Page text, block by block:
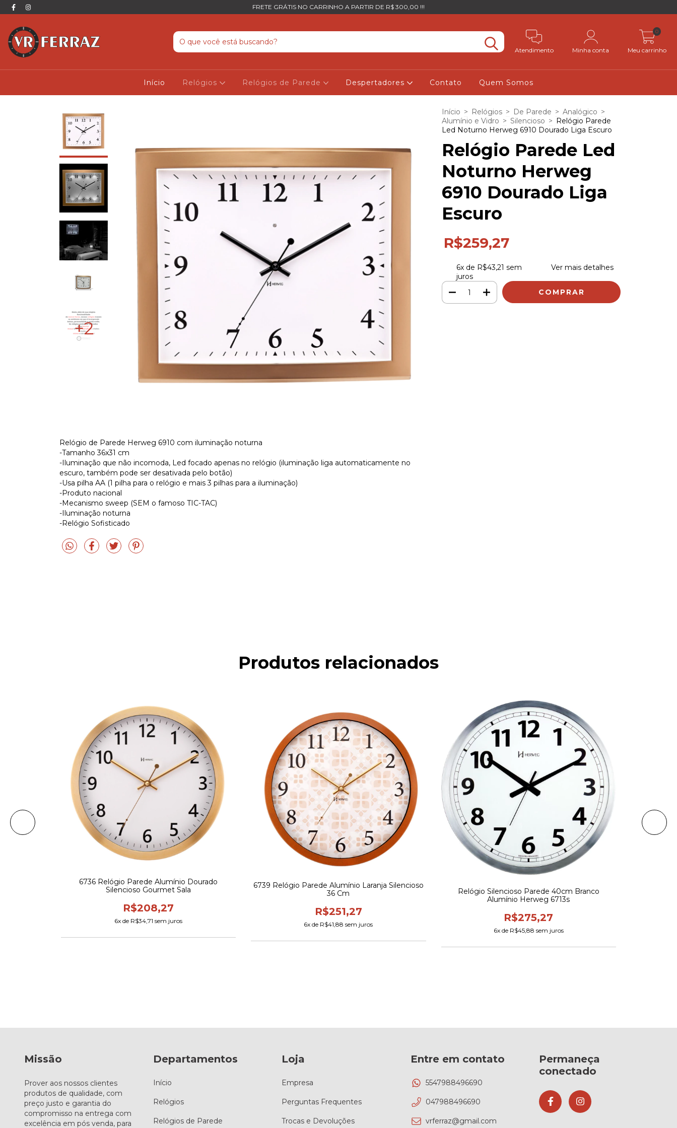
FRETE GRÁTIS NO CARRINHO A PARTIR DE R$ 300,00 !!!
Atendimento Minha conta Meu carrinho
0
Início Relógios Relógios de Parede Despertadores Contato Quem Somos
+2
Relógio de Parede Herweg 6910 com iluminação noturna
-Tamanho 36x31 cm
-Iluminação que não incomoda, Led focado apenas no relógio (iluminação liga automaticamente no
escuro, também pode ser desativada pelo botão)
-Usa pilha AA (1 pilha para o relógio e mais 3 pilhas para a iluminação)
-Produto nacional
-Mecanismo sweep (SEM o famoso TIC-TAC)
-Iluminação noturna
-Relógio Sofisticado
Início > Relógios > De Parede > Analógico >
Alumínio e Vidro > Silencioso > Relógio Parede
Led Noturno Herweg 6910 Dourado Liga Escuro
Relógio Parede Led
Noturno Herweg
6910 Dourado Liga
Escuro
R$259,27
6x de R$43,21 sem
juros
Ver mais detalhes
Produtos relacionados
6736 Relógio Parede Alumínio Dourado
Silencioso Gourmet Sala
R$208,27
6x de R$34,71 sem juros
6739 Relógio Parede Alumínio Laranja Silencioso
36 Cm
R$251,27
6x de R$41,88 sem juros
Relógio Silencioso Parede 40cm Branco
Alumínio Herweg 6713s
R$275,27
6x de R$45,88 sem juros
Missão
Prover aos nossos clientes
produtos de qualidade, com
preço justo e garantia do
compromisso na entrega com
excelência em pós venda, para
Departamentos
Início
Relógios
Relógios de Parede
Loja
Empresa
Perguntas Frequentes
Trocas e Devoluções
Entre em contato
5547988496690
047988496690
vrferraz@gmail.com
Permaneça
conectado